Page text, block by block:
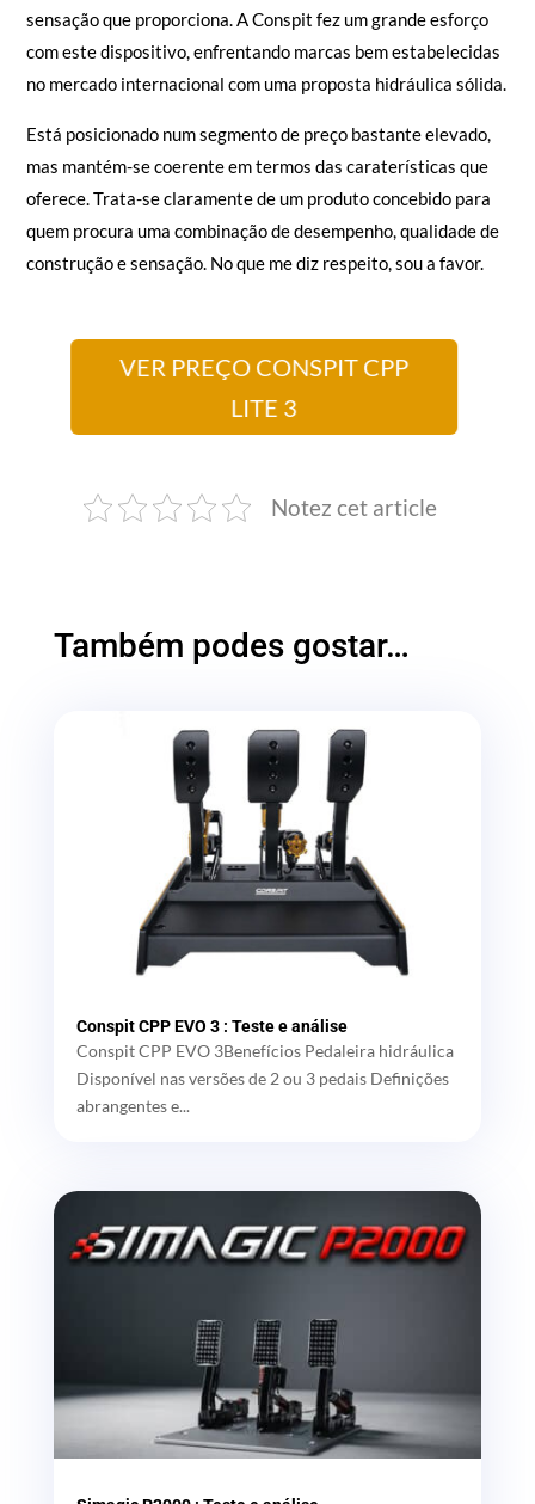
sensação que proporciona. A Conspit fez um grande esforço
com este dispositivo, enfrentando marcas bem estabelecidas
no mercado internacional com uma proposta hidráulica sólida.
Está posicionado num segmento de preço bastante elevado,
mas mantém-se coerente em termos das caraterísticas que
oferece. Trata-se claramente de um produto concebido para
quem procura uma combinação de desempenho, qualidade de
construção e sensação. No que me diz respeito, sou a favor.
VER PREÇO CONSPIT CPP
LITE 3
Notez cet article
Também podes gostar…
Conspit CPP EVO 3 : Teste e análise
Conspit CPP EVO 3Benefícios Pedaleira hidráulica
Disponível nas versões de 2 ou 3 pedais Definições
abrangentes e...